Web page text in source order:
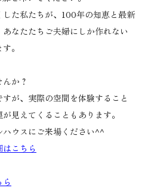
た私たちが、100年の知恵と最新
なたたちご夫婦にしか作れない
。
か？
が、実際の空間を体験すること
見えてくることもあります。
ハウスにご来場ください^^
こちら
ら